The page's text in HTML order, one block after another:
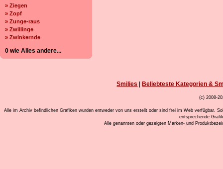
» Ziegen
» Zopf
» Zunge-raus
» Zwillinge
» Zwinkernde
0 wie Alles andere...
Smilies Beliebteste Kategorien &
(c) 2008-
Alle im Archiv befindlichen Grafiken wurden entweder von uns erstellt oder sind frei im Web verfügbar.
entsprechende
Alle genannten oder gezeigten Marken- und